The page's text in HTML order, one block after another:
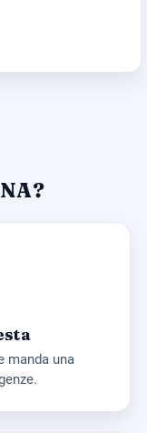
manda una